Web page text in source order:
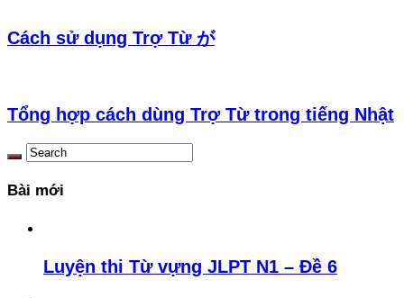
Cách sử dụng Trợ Từ が
Tổng hợp cách dùng Trợ Từ trong tiếng Nhật
Bài mới
Luyện thi Từ vựng JLPT N1 – Đề 6